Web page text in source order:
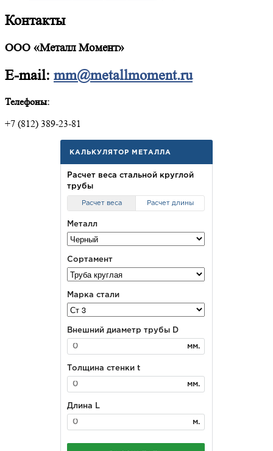
Контакты
ООО «Металл Момент»
E-mail: mm@metallmoment.ru
Телефоны:
+7 (812) 389-23-81